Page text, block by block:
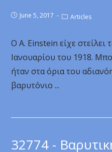
June 5, 2017 Articles
Ο A. Einstein είχε στείλει
Ιανουαρίου του 1918.
ήταν στα όρια του
βαρυτόνιο ...
32774 -